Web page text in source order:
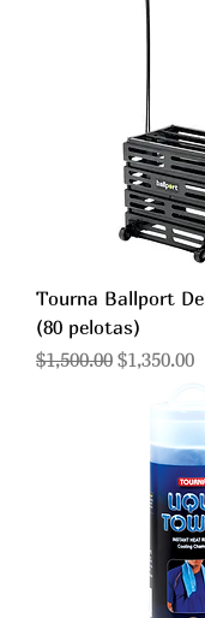
Tourna Ballport
(80 pelotas)
Precio
$1,500.00 Precio de
$1,350.00